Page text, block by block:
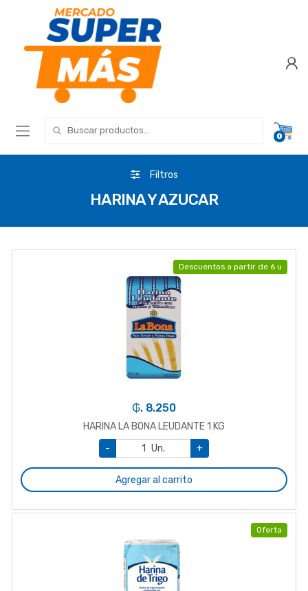
0
Filtros
HARINA Y AZUCAR
Descuentos a partir de 6 u
₲. 8.250
HARINA LA BONA LEUDANTE 1 KG
-
Un. +
Agregar al carrito
Oferta